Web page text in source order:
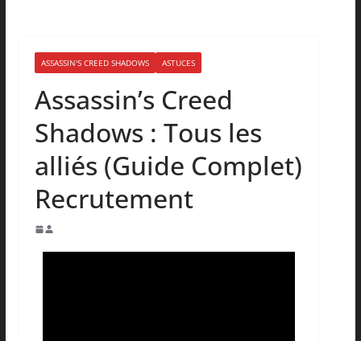
ASSASSIN'S CREED SHADOWS ASTUCES
Assassin’s Creed
Shadows : Tous les
alliés (Guide Complet)
Recrutement